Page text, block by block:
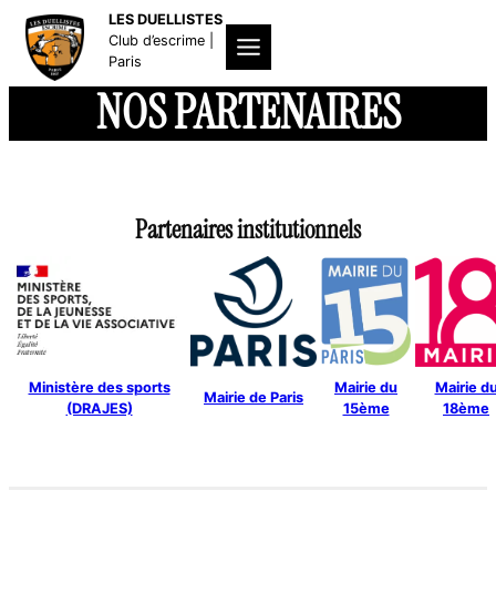
Aller
contenu
LES DUELLISTES
Club d’escrime |
Paris
NOS PARTENAIRES
Partenaires institutionnels
Ministère des sports
(DRAJES)
Mairie de Paris
Mairie du
15ème
Mairie
18ème